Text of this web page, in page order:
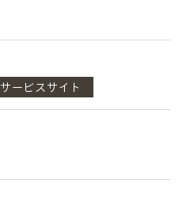
サービスサイト